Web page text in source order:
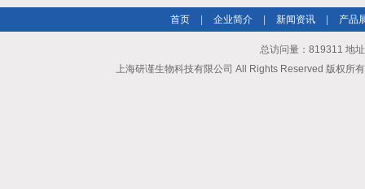
首页 企业简介 新闻资讯 产品
总访问量：819311 地
上海研谨生物科技有限公司 All Rights Reserved 版权所